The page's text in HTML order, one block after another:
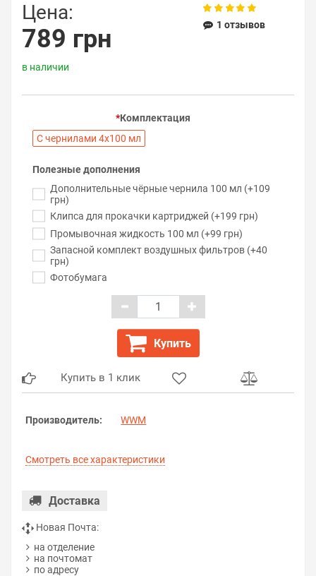
Цена:
789 грн
в наличии
1 отзывов
Комплектация
С чернилами 4х100 мл
Полезные дополнения
Дополнительные чёрные чернила 100 мл (+109
грн)
Клипса для прокачки картриджей (+199 грн)
Промывочная жидкость 100 мл (+99 грн)
Запасной комплект воздушных фильтров (+40
грн)
Фотобумага
Купить
Купить в 1 клик
Производитель: WWM
Смотреть все характеристики
Доставка
Новая Почта:
на отделение
на почтомат
по адресу